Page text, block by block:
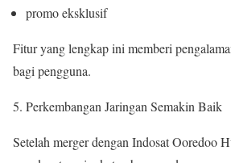
promo eksklusif
Fitur yang lengkap ini memberi
bagi pengguna.
Perkembangan Jaringan Semakin Baik
Setelah merger dengan Indosat Ooredoo